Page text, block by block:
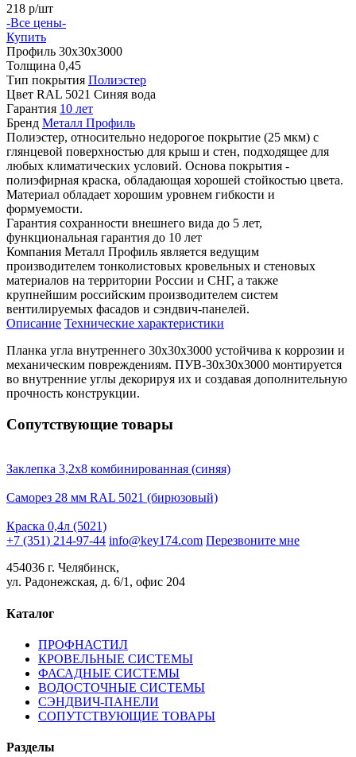
218 р/шт
-Все цены-
Купить
Профиль 30х30х3000
Толщина 0,45
Тип покрытия Полиэстер
Цвет RAL 5021 Синяя вода
Гарантия 10 лет
Бренд Металл Профиль
Полиэстер, относительно недорогое покрытие (25 мкм) с
глянцевой поверхностью для крыш и стен, подходящее для
любых климатических условий. Основа покрытия -
полиэфирная краска, обладающая хорошей стойкостью цвета.
Материал обладает хорошим уровнем гибкости и
формуемости.
Гарантия сохранности внешнего вида до 5 лет,
функциональная гарантия до 10 лет
Компания Металл Профиль является ведущим
производителем тонколистовых кровельных и стеновых
материалов на территории России и СНГ, а также
крупнейшим российским производителем систем
вентилируемых фасадов и сэндвич-панелей.
Описание Технические характеристики
Планка угла внутреннего 30х30х3000 устойчива к коррозии и
механическим повреждениям. ПУВ-30х30х3000 монтируется
во внутренние углы декорируя их и создавая дополнительную
прочность конструкции.
Сопутствующие товары
Заклепка 3,2х8 комбинированная (синяя)
Саморез 28 мм RAL 5021 (бирюзовый)
Краска 0,4л (5021)
+7 (351) 214-97-44 info@key174.com Перезвоните мне
454036 г. Челябинск,
ул. Радонежская, д. 6/1, офис 204
Каталог
ПРОФНАСТИЛ
КРОВЕЛЬНЫЕ СИСТЕМЫ
ФАСАДНЫЕ СИСТЕМЫ
ВОДОСТОЧНЫЕ СИСТЕМЫ
СЭНДВИЧ-ПАНЕЛИ
СОПУТСТВУЮЩИЕ ТОВАРЫ
Разделы